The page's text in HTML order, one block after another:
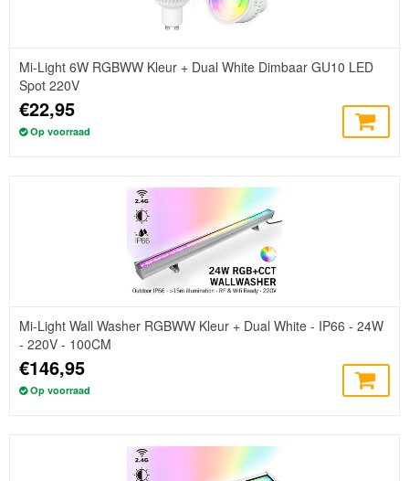
Mi-Light 6W RGBWW Kleur + Dual White Dimbaar GU10 LED
Spot 220V
€22,95
Op voorraad
Mi-Light Wall Washer RGBWW Kleur + Dual White - IP66 - 24W
- 220V - 100CM
€146,95
Op voorraad